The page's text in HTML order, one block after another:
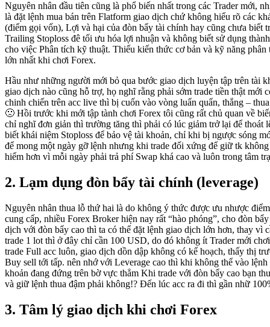
Nguyên nhân đầu tiên cũng là phổ biến nhất trong các Trader mới,
là đặt lệnh mua bán trên Flatform giao dịch chứ không hiểu rõ các
(điểm gọi vốn), Lợi và hại của đòn bẩy tài chính hay cũng chưa biết
Trailing Stoploss đê tối ưu hóa lợi nhuận và không biết sử dụng
cho việc Phân tích kỹ thuật. Thiếu kiến thức cơ bản và kỹ năng
lớn nhất khi chơi Forex.
Hầu như những người mới bỏ qua bước giao dịch luyện tập trên tài
giao dịch nào cũng hỗ trợ, họ nghĩ rằng phải sớm trade tiền thật mới
chinh chiến trên acc live thì bị cuốn vào vòng luẩn quẩn, thắng –
🙁 Hồi trước khi mới tập tành chơi Forex tôi cũng rất chủ quan về
chỉ nghĩ đơn giản thì trường tăng thì phải có lúc giảm trở lại để thoát
biết khái niệm Stoploss để bảo vệ tài khoản, chỉ khi bị ngược sóng
để mong một ngày gỡ lệnh nhưng khi trade đối xứng để giữ tk
hiểm hơn vì mỗi ngày phải trả phí Swap khá cao và luôn trong tâm
2. Lạm dụng đòn bẩy tài chính (leverage)
Nguyên nhân thua lỗ thứ hai là do không ý thức được ưu nhược
cung cấp, nhiều Forex Broker hiện nay rất “hào phóng”, cho đòn
dịch với đòn bẩy cao thì ta có thể đặt lệnh giao dịch lớn hơn, thay vì
trade 1 lot thì ở đây chỉ cần 100 USD, do đó không ít Trader mới
trade Full acc luôn, giao dịch dồn dập không có kế hoạch, thấy thị
Buy sell tới tấp. nên nhớ với Leverage cao thì khi không thể vào
khoản đang đứng trên bờ vực thẳm Khi trade với đòn bẩy cao bạn
và giữ lệnh thua đậm phải không!? Đến lúc acc ra đi thì gần nhữ
3. Tâm lý giao dịch khi chơi Forex